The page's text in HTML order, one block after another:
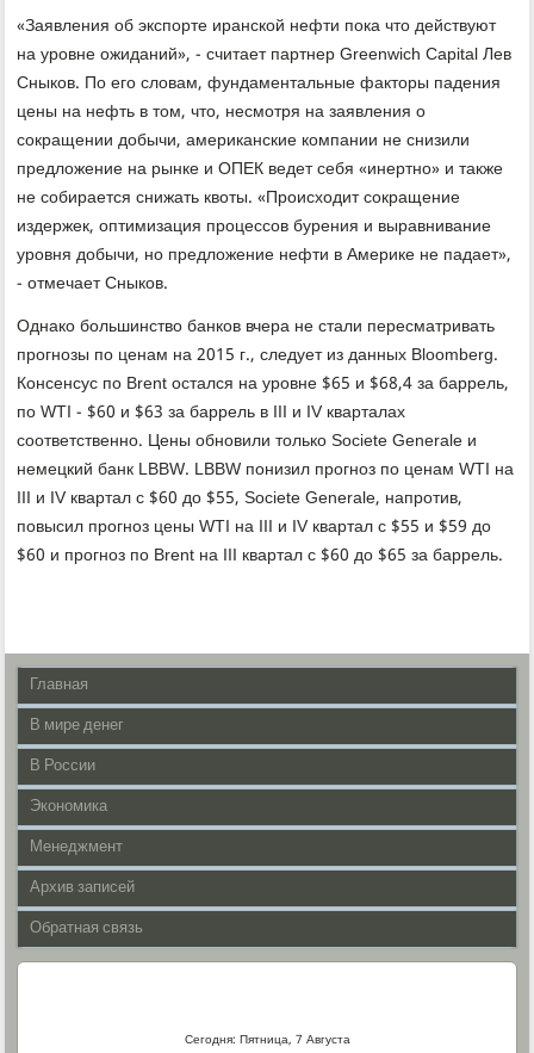
«Заявления об экспорте иранской нефти пока что действуют
на уровне ожиданий», - считает партнер Greenwich Capital Лев
Сныков. По его словам, фундаментальные факторы падения
цены на нефть в том, что, несмотря на заявления о
сокращении добычи, американские компании не снизили
предложение на рынке и ОПЕК ведет себя «инертно» и также
не собирается снижать квоты. «Происходит сокращение
издержек, оптимизация процессов бурения и выравнивание
уровня добычи, но предложение нефти в Америке не падает»,
- отмечает Сныков.
Однако большинство банков вчера не стали пересматривать
прогнозы по ценам на 2015 г., следует из данных Bloomberg.
Консенсус по Brent остался на уровне $65 и $68,4 за баррель,
по WTI - $60 и $63 за баррель в III и IV кварталах
соответственно. Цены обновили только Societe Generale и
немецкий банк LBBW. LBBW понизил прогноз по ценам WTI на
III и IV квартал с $60 до $55, Societe Generale, напротив,
повысил прогноз цены WTI на III и IV квартал с $55 и $59 до
$60 и прогноз по Brent на III квартал с $60 до $65 за баррель.
Главная
В мире денег
В России
Экономика
Менеджмент
Архив записей
Обратная связь
Сегодня: Пятница, 7 Августа